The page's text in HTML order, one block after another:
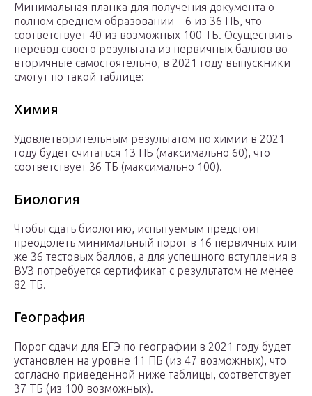
Минимальная планка для получения документа о
полном среднем образовании – 6 из 36 ПБ, что
соответствует 40 из возможных 100 ТБ. Осуществить
перевод своего результата из первичных баллов во
вторичные самостоятельно, в 2021 году выпускники
смогут по такой таблице:
Химия
Удовлетворительным результатом по химии в 2021
году будет считаться 13 ПБ (максимально 60), что
соответствует 36 ТБ (максимально 100).
Биология
Чтобы сдать биологию, испытуемым предстоит
преодолеть минимальный порог в 16 первичных или
же 36 тестовых баллов, а для успешного вступления в
ВУЗ потребуется сертификат с результатом не менее
82 ТБ.
География
Порог сдачи для ЕГЭ по географии в 2021 году будет
установлен на уровне 11 ПБ (из 47 возможных), что
согласно приведенной ниже таблицы, соответствует
37 ТБ (из 100 возможных).